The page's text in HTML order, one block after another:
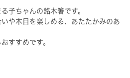
子ちゃんの銘木箸です。
や木目を楽しめる、あたたかみのあ
すすめです。